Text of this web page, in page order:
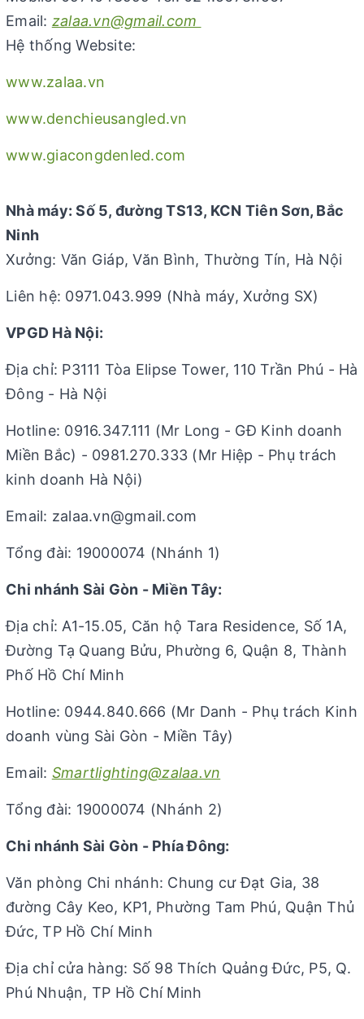
Email: zalaa.vn@gmail.com
Hệ thống Website:
www.zalaa.vn
www.denchieusangled.vn
www.giacongdenled.com
Nhà máy: Số 5, đường TS13, KCN Tiên Sơn, Bắc
Ninh
Xưởng: Văn Giáp, Văn Bình, Thường Tín, Hà Nội
Liên hệ: 0971.043.999 (Nhà máy, Xưởng SX)
VPGD Hà Nội:
Địa chỉ: P3111 Tòa Elipse Tower, 110 Trần Phú - Hà
Đông - Hà Nội
Hotline: 0916.347.111 (Mr Long - GĐ Kinh doanh
Miền Bắc) - 0981.270.333 (Mr Hiệp - Phụ trách
kinh doanh Hà Nội)
Email: zalaa.vn@gmail.com
Tổng đài: 19000074 (Nhánh 1)
Chi nhánh Sài Gòn - Miền Tây:
Địa chỉ: A1-15.05, Căn hộ Tara Residence, Số 1A,
Đường Tạ Quang Bửu, Phường 6, Quận 8, Thành
Phố Hồ Chí Minh
Hotline: 0944.840.666 (Mr Danh - Phụ trách Kinh
doanh vùng Sài Gòn - Miền Tây)
Email: Smartlighting@zalaa.vn
Tổng đài: 19000074 (Nhánh 2)
Chi nhánh Sài Gòn - Phía Đông:
Văn phòng Chi nhánh: Chung cư Đạt Gia, 38
đường Cây Keo, KP1, Phường Tam Phú, Quận Thủ
Đức, TP Hồ Chí Minh
Địa chỉ cửa hàng: Số 98 Thích Quảng Đức, P5, Q.
Phú Nhuận, TP Hồ Chí Minh